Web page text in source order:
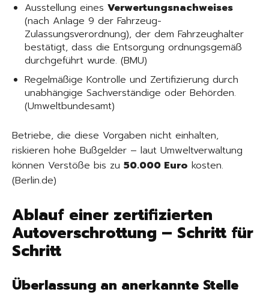
Ausstellung eines Verwertungsnachweises
(nach Anlage 9 der Fahrzeug-
Zulassungsverordnung), der dem Fahrzeughalter
bestätigt, dass die Entsorgung ordnungsgemäß
durchgeführt wurde. (BMU)
Regelmäßige Kontrolle und Zertifizierung durch
unabhängige Sachverständige oder Behörden.
(Umweltbundesamt)
Betriebe, die diese Vorgaben nicht einhalten,
riskieren hohe Bußgelder – laut Umweltverwaltung
können Verstöße bis zu 50.000 Euro kosten.
(Berlin.de)
Ablauf einer zertifizierten
Autoverschrottung – Schritt für
Schritt
Überlassung an anerkannte Stelle